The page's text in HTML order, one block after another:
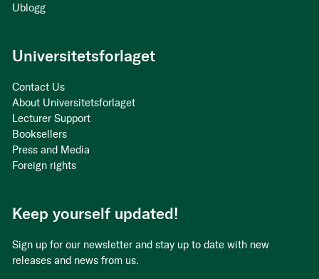
Ublogg
Universitetsforlaget
Contact Us
About Universitetsforlaget
Lecturer Support
Booksellers
Press and Media
Foreign rights
Keep yourself updated!
Sign up for our newsletter and stay up to date with new
releases and news from us.